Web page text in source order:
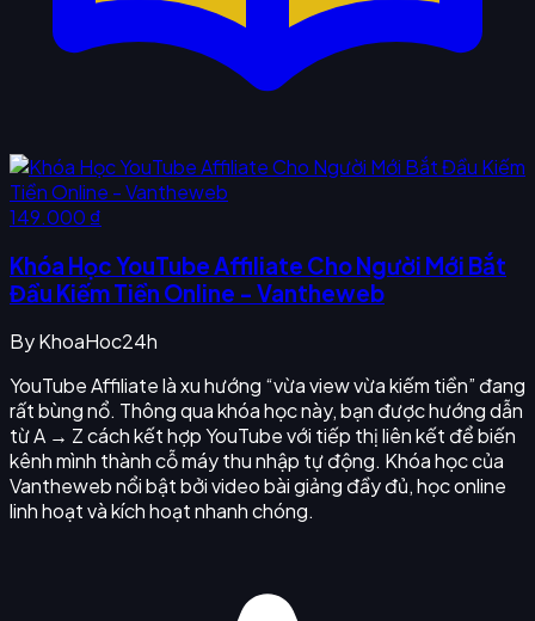
149.000 ₫
Khóa Học YouTube Affiliate Cho Người Mới Bắt
Đầu Kiếm Tiền Online - Vantheweb
ByKhoaHoc24h
YouTube Affiliate là xu hướng “vừa view vừa kiếm tiền” đang
rất bùng nổ. Thông qua khóa học này, bạn được hướng dẫn
từ A → Z cách kết hợp YouTube với tiếp thị liên kết để biến
kênh mình thành cỗ máy thu nhập tự động. Khóa học của
Vantheweb nổi bật bởi video bài giảng đầy đủ, học online
linh hoạt và kích hoạt nhanh chóng.